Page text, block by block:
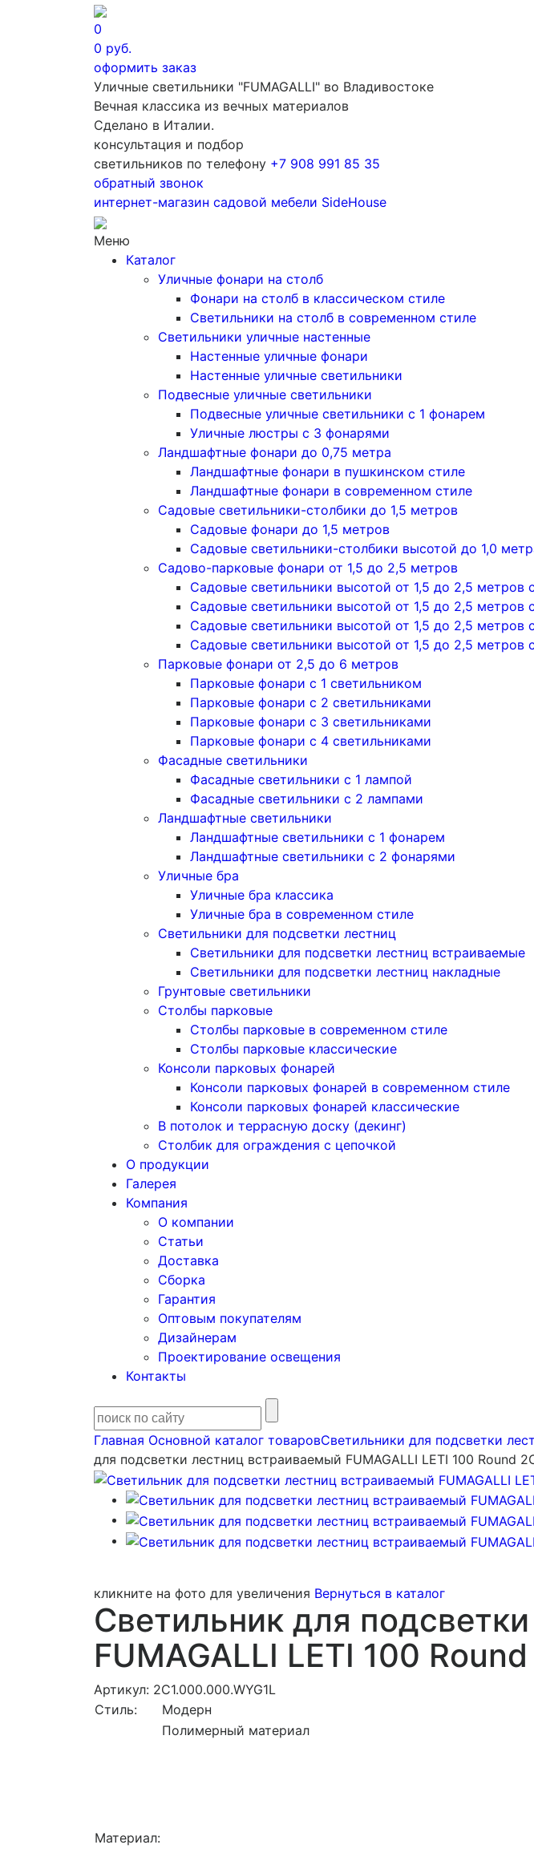
0
0 руб.
оформить заказ
Уличные светильники "FUMAGALLI" во Владивостоке
Вечная классика из вечных материалов
Сделано в Италии.
консультация и подбор
светильников по телефону +7 908 991 85 35
обратный звонок
интернет-магазин садовой мебели SideHouse
Меню
Каталог
Уличные фонари на столб
Фонари на столб в классическом стиле
Светильники на столб в современном стиле
Светильники уличные настенные
Настенные уличные фонари
Настенные уличные светильники
Подвесные уличные светильники
Подвесные уличные светильники с 1 фонарем
Уличные люстры с 3 фонарями
Ландшафтные фонари до 0,75 метра
Ландшафтные фонари в пушкинском стиле
Ландшафтные фонари в современном стиле
Садовые светильники-столбики до 1,5 метров
Садовые фонари до 1,5 метров
Садовые светильники-столбики высотой до 1,0
Садово-парковые фонари от 1,5 до 2,5 метров
Садовые светильники высотой от 1,5 до 2,5 метров
Садовые светильники высотой от 1,5 до 2,5 метров
Садовые светильники высотой от 1,5 до 2,5 метров
Садовые светильники высотой от 1,5 до 2,5 метров
Парковые фонари от 2,5 до 6 метров
Парковые фонари с 1 светильником
Парковые фонари с 2 светильниками
Парковые фонари с 3 светильниками
Парковые фонари с 4 светильниками
Фасадные светильники
Фасадные светильники с 1 лампой
Фасадные светильники c 2 лампами
Ландшафтные светильники
Ландшафтные светильники с 1 фонарем
Ландшафтные светильники с 2 фонарями
Уличные бра
Уличные бра классика
Уличные бра в современном стиле
Светильники для подсветки лестниц
Светильники для подсветки лестниц встраиваемые
Светильники для подсветки лестниц накладные
Грунтовые светильники
Столбы парковые
Столбы парковые в современном стиле
Столбы парковые классические
Консоли парковых фонарей
Консоли парковых фонарей в современном стиле
Консоли парковых фонарей классические
В потолок и террасную доску (декинг)
Столбик для ограждения с цепочкой
О продукции
Галерея
Компания
О компании
Статьи
Доставка
Сборка
Гарантия
Оптовым покупателям
Дизайнерам
Проектирование освещения
Контакты
Главная Основной каталог товаровСветильники для подсветки
для подсветки лестниц встраиваемый FUMAGALLI LETI 100 Round
кликните на фото для увеличения Вернуться в каталог
Светильник для
FUMAGALLI LETI 100
Артикул: 2C1.000.000.WYG1L
Стиль:
Модерн
Материал:
Полимерный материал